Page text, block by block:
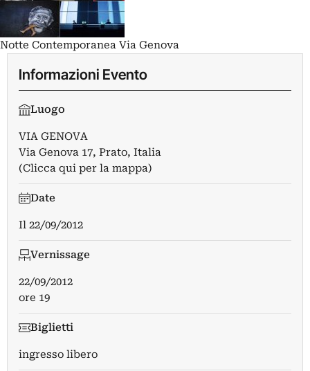
Notte Contemporanea Via Genova
Informazioni Evento
Luogo
VIA GENOVA
Via Genova 17, Prato, Italia
(Clicca qui per la mappa)
Date
Il 22/09/2012
Vernissage
22/09/2012
ore 19
Biglietti
ingresso libero